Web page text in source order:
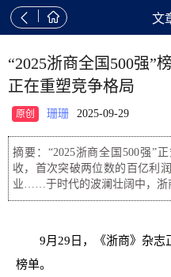
  文
“2025浙商全国500强”
正在重塑竞争格局
原创 珊珊 2025-09-29
摘要：“2025浙商全国500强”
收，首次突破两位数的百亿利
业……于时代的波澜壮阔中，浙
9月29日，《浙商》杂志
榜单。